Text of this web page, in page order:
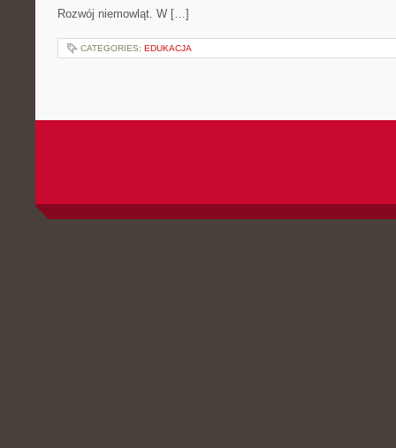
Rozwój niemowląt. W […]
CATEGORIES: EDUKACJA